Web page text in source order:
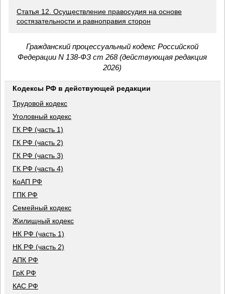
Статья 12. Осуществление правосудия на основе
состязательности и равноправия сторон
Гражданский процессуальный кодекс Российской
Федерации N 138-ФЗ ст 268 (действующая редакция
2026)
Кодексы РФ в действующей редакции
Трудовой кодекс
Уголовный кодекс
ГК РФ (часть 1)
ГК РФ (часть 2)
ГК РФ (часть 3)
ГК РФ (часть 4)
КоАП РФ
ГПК РФ
Семейный кодекс
Жилищный кодекс
НК РФ (часть 1)
НК РФ (часть 2)
АПК РФ
ГрК РФ
КАС РФ